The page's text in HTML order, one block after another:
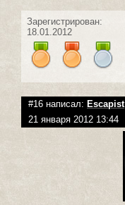
Зарегистрирован:
18.01.2012
#16 написал: Escapist
21 января 2012 13:44